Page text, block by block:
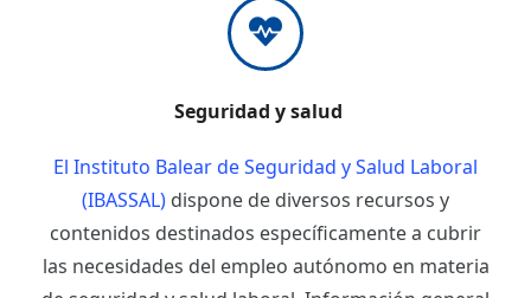
Seguridad y salud
El Instituto Balear de Seguridad y Salud Laboral
(IBASSAL) dispone de diversos recursos y
contenidos destinados específicamente a cubrir
las necesidades del empleo autónomo en materia